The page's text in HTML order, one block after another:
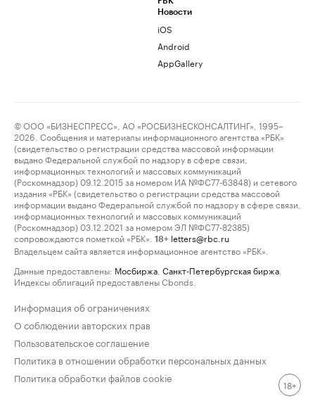
Новости
iOS
Android
AppGallery
© ООО «БИЗНЕСПРЕСС», АО «РОСБИЗНЕСКОНСАЛТИНГ», 1995–
2026. Сообщения и материалы информационного агентства «РБК»
(свидетельство о регистрации средства массовой информации
выдано Федеральной службой по надзору в сфере связи,
информационных технологий и массовых коммуникаций
(Роскомнадзор) 09.12.2015 за номером ИА №ФС77-63848) и сетевого
издания «РБК» (свидетельство о регистрации средства массовой
информации выдано Федеральной службой по надзору в сфере связи,
информационных технологий и массовых коммуникаций
(Роскомнадзор) 03.12.2021 за номером ЭЛ №ФС77-82385)
сопровождаются пометкой «РБК».
18+ letters@rbc.ru
Владельцем сайта является информационное агентство «РБК».
Данные предоставлены: Мосбиржа Санкт-Петербургская биржа
Индексы облигаций предоставлены Cbonds.
Информация об ограничениях
О соблюдении авторских прав
Пользовательское соглашение
Политика в отношении обработки персональных данных
Политика обработки файлов cookie
18+